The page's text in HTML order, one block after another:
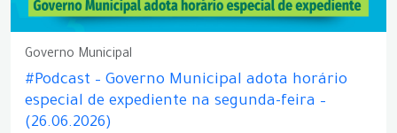
Governo Municipal
#Podcast – Governo Municipal adota horário
especial de expediente na segunda-feira –
(26.06.2026)